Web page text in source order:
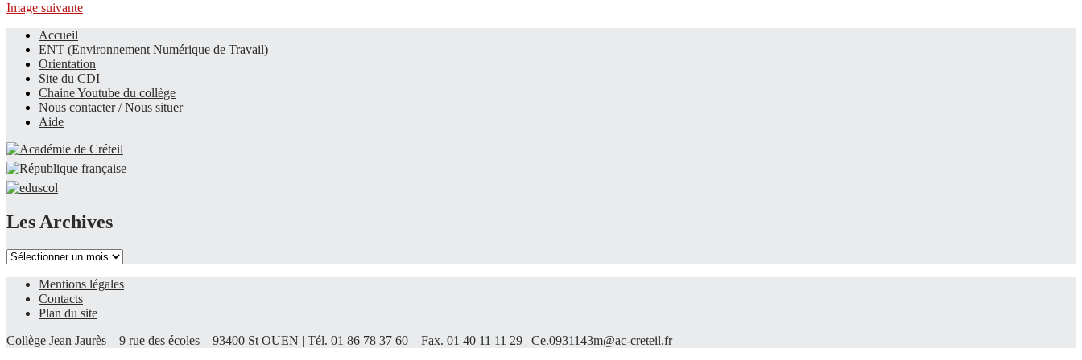
Image suivante
Le site du collège
Accueil
ENT (Environnement Numérique de Travail)
Orientation
Site du CDI
Chaine Youtube du collège
Nous contacter / Nous situer
Aide
Les Archives
Les
Mentions légales
Contacts
Plan du site
Collège Jean Jaurès – 9 rue des écoles – 93400 St OUEN | Tél. 01 86 78 37 60 – Fax. 01 40 11 11 29 | Ce.0931143m@ac-creteil.fr